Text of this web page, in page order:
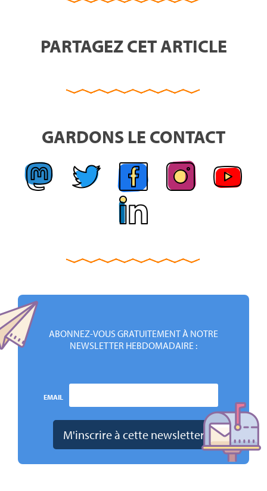
PARTAGEZ CET ARTICLE
GARDONS LE CONTACT
ABONNEZ-VOUS GRATUITEMENT À NOTRE
NEWSLETTER HEBDOMADAIRE :
EMAIL